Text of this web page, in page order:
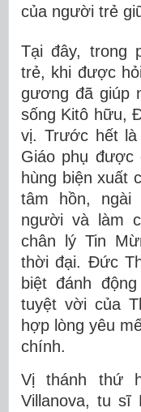
của người trẻ
Tại đây, trong
trẻ, khi được
gương đã giúp
sống Kitô hữu,
vị. Trước hết là
Giáo phụ được
hùng biện xuất
tâm hồn,
người và làm
chân lý Tin
thời đại. Đức
biệt đánh
tuyệt vời của
hợp lòng yêu
chính.
Vị thánh thứ
Villanova, tu sĩ